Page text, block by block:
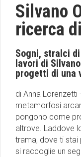
Silvano
ricerca
Sogni, stralci
lavori di
progetti di una
di Anna Lorenzetti
metamorfosi
pongono come
altrove. Laddove
trama, dove ti stai
si raccoglie un